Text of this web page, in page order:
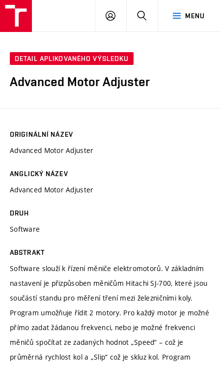
MENU
PŘIHLÁSIT
DETAIL APLIKOVANÉHO VÝSLEDKU
Advanced Motor Adjuster
ORIGINÁLNÍ NÁZEV
Advanced Motor Adjuster
ANGLICKÝ NÁZEV
Advanced Motor Adjuster
DRUH
Software
ABSTRAKT
Software slouží k řízení měniče elektromotorů. V základním
nastavení je přizpůsoben měničům Hitachi SJ-700, které jsou
součástí standu pro měření tření mezi železničními koly.
Program umožňuje řídit 2 motory. Pro každý motor je možné
přímo zadat žádanou frekvenci, nebo je možné frekvenci
měničů spočítat ze zadaných hodnot „Speed“ – což je
průměrná rychlost kol a „Slip“ což je skluz kol. Program